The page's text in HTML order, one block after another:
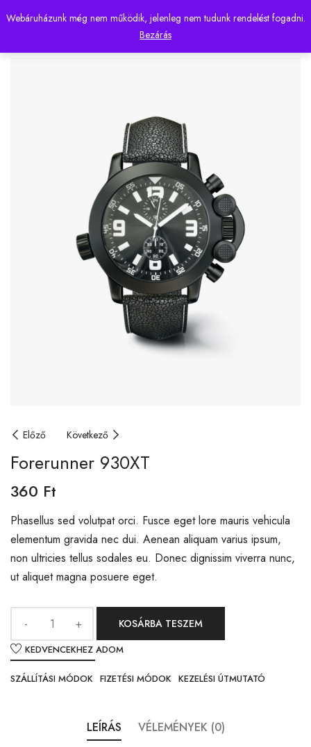
Webáruházunk még nem működik, jelenleg nem tudunk rendelést fogadni.
Bezárás
Előző Következő
Forerunner 930XT
360 Ft
Phasellus sed volutpat orci. Fusce eget lore mauris vehicula
elementum gravida nec dui. Aenean aliquam varius ipsum,
non ultricies tellus sodales eu. Donec dignissim viverra nunc,
ut aliquet magna posuere eget.
KOSÁRBA TESZEM
KEDVENCEKHEZ ADOM
SZÁLLÍTÁSI MÓDOK FIZETÉSI MÓDOK KEZELÉSI ÚTMUTATÓ
LEÍRÁS VÉLEMÉNYEK (0)